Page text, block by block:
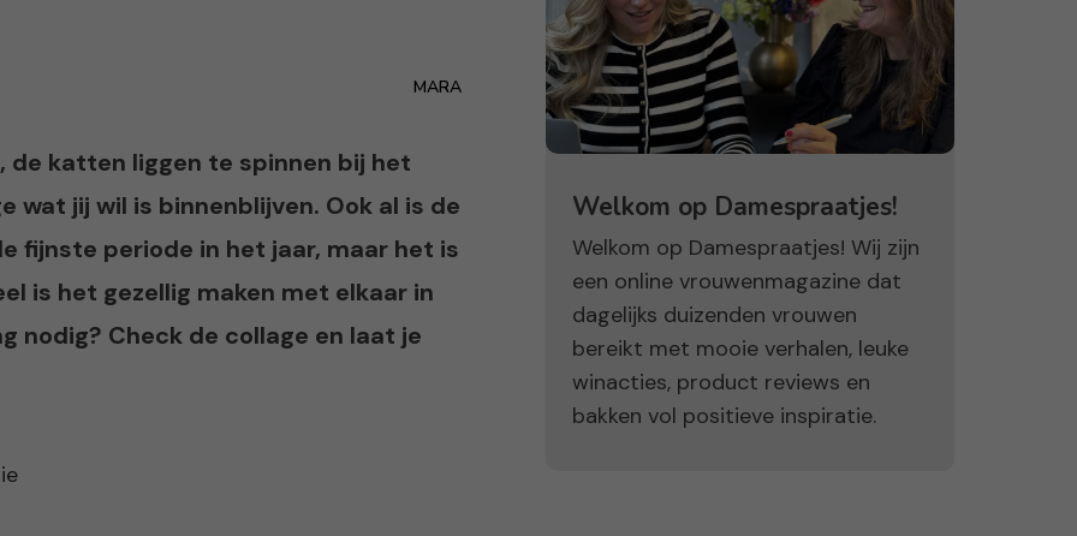
MARA
de katten liggen te spinnen bij het
wat jij wil is binnenblijven. Ook al is de
fijnste periode in het jaar, maar het is
is het gezellig maken met elkaar in
nodig? Check de collage en laat je
Welkom op Damespraatjes!
Welkom op Damespraatjes! Wij zijn
een online vrouwenmagazine dat
dagelijks duizenden vrouwen
bereikt met mooie verhalen, leuke
winacties, product reviews en
bakken vol positieve inspiratie.